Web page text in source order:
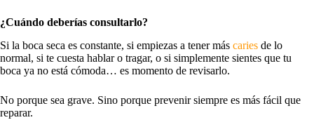
¿Cuándo deberías consultarlo?
Si la boca seca es constante, si empiezas a tener más caries de lo
normal, si te cuesta hablar o tragar, o si simplemente sientes que tu
boca ya no está cómoda… es momento de revisarlo.
No porque sea grave. Sino porque prevenir siempre es más fácil que
reparar.